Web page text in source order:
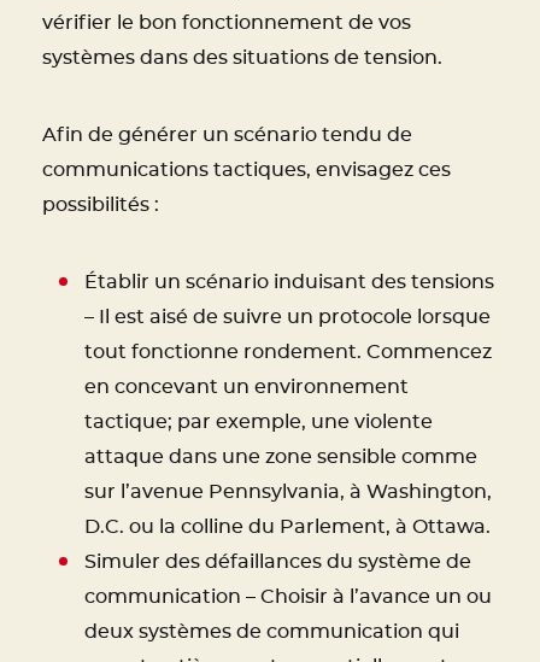
vérifier le bon fonctionnement de vos
systèmes dans des situations de tension.
Afin de générer un scénario tendu de
communications tactiques, envisagez ces
possibilités :
Établir un scénario induisant des tensions
– Il est aisé de suivre un protocole lorsque
tout fonctionne rondement. Commencez
en concevant un environnement
tactique; par exemple, une violente
attaque dans une zone sensible comme
sur l’avenue Pennsylvania, à Washington,
D.C. ou la colline du Parlement, à Ottawa.
Simuler des défaillances du système de
communication – Choisir à l’avance un ou
deux systèmes de communication qui